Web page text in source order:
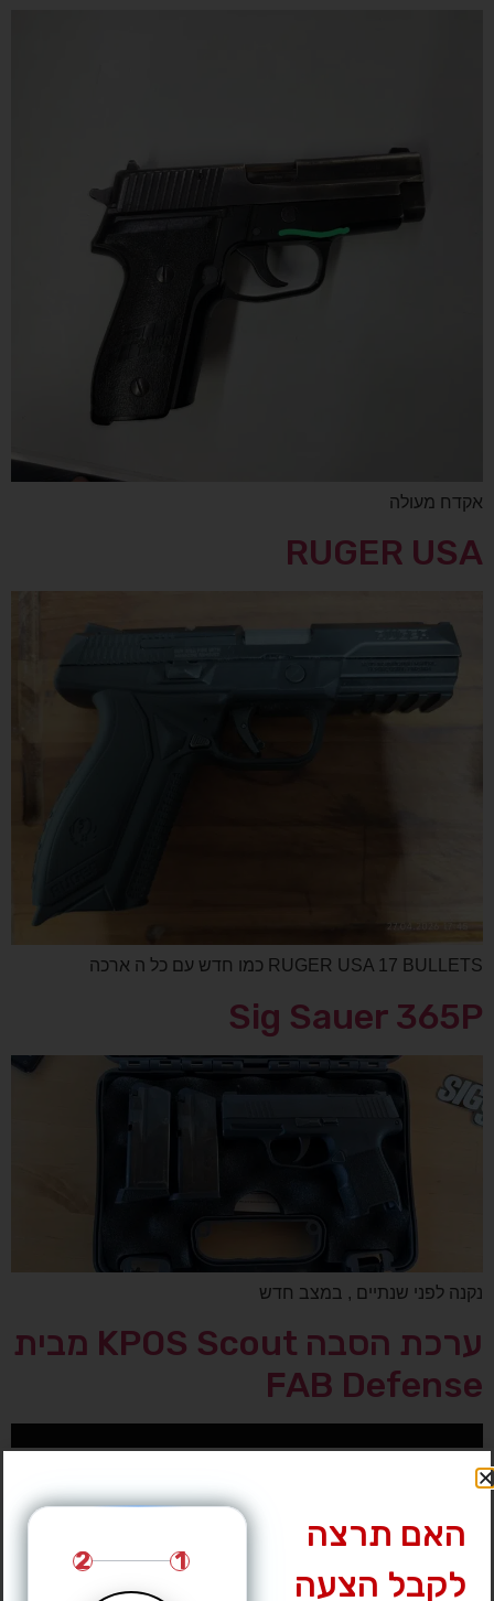
אקדח מעולה
RUGER USA
RUGER USA 17 BULLETS כמו חדש עם כל ה ארכה
Sig Sauer 365P
נקנה לפני שנתיים , במצב חדש
ערכת הסבה KPOS Scout מבית
FAB Defense
האם תרצה
לקבל הצעה
1
2